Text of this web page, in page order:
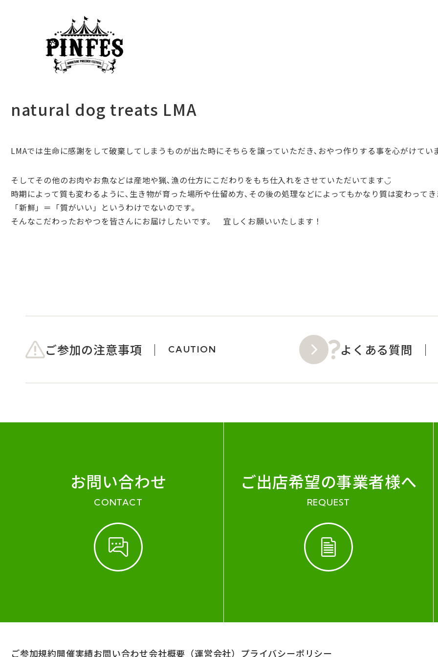
natural dog treats LMA
LMAでは生命に感謝をして破棄してしまうものが出た時にそちらを譲っていただき､おやつ作りする事を心がけてい
そしてその他のお肉やお魚などは産地や猟､ 漁の仕方にこだわりをもち仕入れをさせていただいてます◡̈
時期によって質も変わるように､生き物が育った場所や仕留め方､ その後の処理などによってもかなり質は変わって
「新鮮」＝「質がいい」というわけでないのです｡
そんなこだわったおやつを皆さんにお届けしたいです。 宜しくお願いいたします！
ご参加の注意事項 CAUTION よくある質問
お問い合わせ
CONTACT
ご出店希望の事業者様へ
REQUEST
ご参加規約開催実績お問い合わせ会社概要（運営会社） プライバシーポリシー